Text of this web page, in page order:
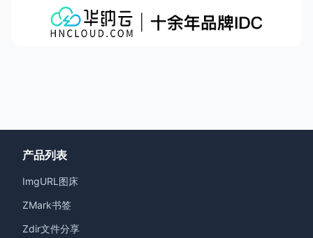
产品列表
ImgURL图床
ZMark书签
Zdir文件分享